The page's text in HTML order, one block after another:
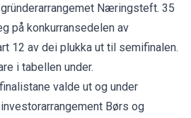
Næringsteft. 35
på konkurransedelen av
12 av dei plukka ut til semifinalen.
i tabellen under.
valde ut og under
Børs og